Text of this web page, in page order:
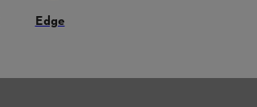
Edge